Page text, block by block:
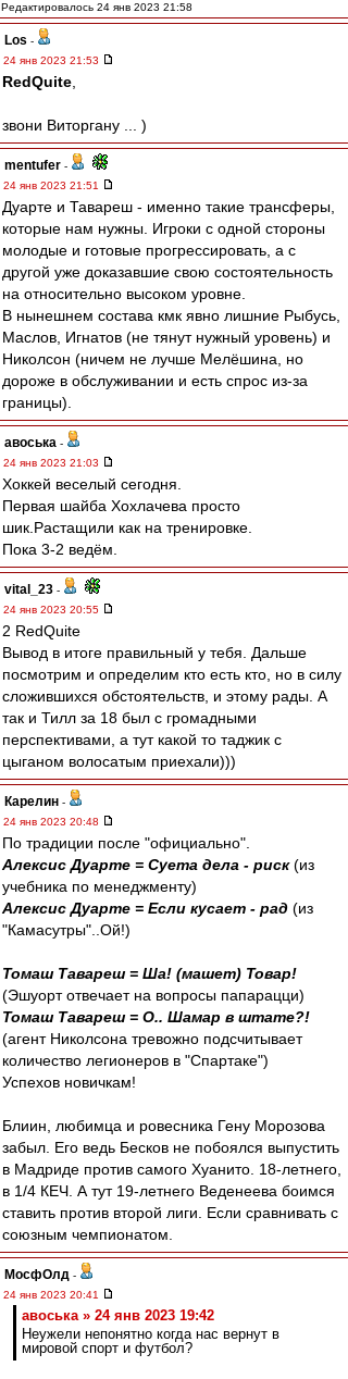
Редактировалось 24 янв 2023 21:58
Los -
24 янв 2023 21:53
RedQuite
звони Виторгану ... )
mentufer -
24 янв 2023 21:51
Дуарте и Тавареш - именно такие трансферы,
которые нам нужны. Игроки с одной стороны
молодые и готовые прогрессировать, а с
другой уже доказавшие свою состоятельность
на относительно высоком уровне.
В нынешнем состава кмк явно лишние Рыбусь,
Маслов, Игнатов (не тянут нужный уровень) и
Николсон (ничем не лучше Мелёшина, но
дороже в обслуживании и есть спрос из-за
границы).
авоська -
24 янв 2023 21:03
Хоккей веселый сегодня.
Первая шайба Хохлачева просто
шик.Растащили как на тренировке.
Пока 3-2 ведём.
vital_23 -
24 янв 2023 20:55
2 RedQuite
Вывод в итоге правильный у тебя. Дальше
посмотрим и определим кто есть кто, но в силу
сложившихся обстоятельств, и этому рады. А
так и Тилл за 18 был с громадными
перспективами, а тут какой то таджик с
цыганом волосатым приехали)))
Карелин -
24 янв 2023 20:48
По традиции после "официально".
Алексис Дуарте = Суета дела - риск(из
учебника по менеджменту)
Алексис Дуарте = Если кусает - рад (из
"Камасутры"..Ой!)
Томаш Тавареш = Ша! (машет) Товар!
(Эшуорт отвечает на вопросы папарацци)
Томаш Тавареш = О.. Шамар в штате?!
(агент Николсона тревожно подсчитывает
количество легионеров в "Спартаке")
Успехов новичкам!
Блиин, любимца и ровесника Гену Морозова
забыл. Его ведь Бесков не побоялся выпустить
в Мадриде против самого Хуанито. 18-летнего,
в 1/4 КЕЧ. А тут 19-летнего Веденеева боимся
ставить против второй лиги. Если сравнивать с
союзным чемпионатом.
МосфОлд -
24 янв 2023 20:41
авоська » 24 янв 2023 19:42
Неужели непонятно когда нас вернут в
мировой спорт и футбол?